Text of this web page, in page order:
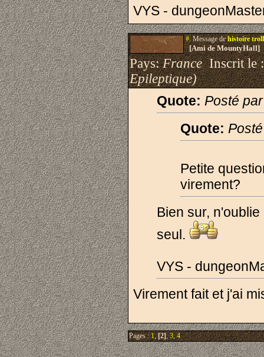
VYS -
#.Message dehistoire troll
[Ami de MountyHall]
Pays:FranceInscrit le
Epileptique)
Quote: Posté
Quote:
Petite
virement?
Bien sur,
seul.
VYS -
Virement fait et j'ai
Pages :1,[2],3,4